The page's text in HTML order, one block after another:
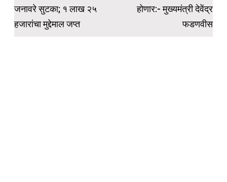
जनावरे सुटका; १ लाख २५
हजारांचा मुद्देमाल जप्त
होणार:- मुख्यमंत्री देवेंद्र
फडणवीस